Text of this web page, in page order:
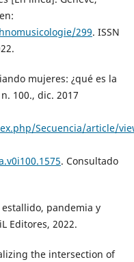
299. ISSN
mujeres: ¿qué es la
100., dic. 2017
Secuencia/article/
. Consultado
estallido, pandemia y
Editores, 2022.
the intersection of